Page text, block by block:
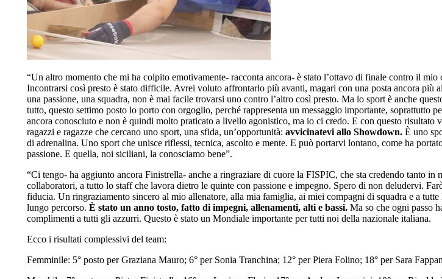
“Un altro momento che mi ha colpito emotivamente- racconta ancora- è stato l’ottavo di finale contro il
Incontrarsi così presto è stato difficile. Avrei voluto affrontarlo più avanti, magari con una posta ancora più
una passione, una squadra, non è mai facile trovarsi uno contro l’altro così presto. Ma lo sport è anche
tutto, questo settimo posto lo porto con orgoglio, perché rappresenta un messaggio importante, soprattutto
ancora conosciuto e non è quindi molto praticato a livello agonistico, ma io ci credo. E con questo
ragazzi e ragazze che cercano uno sport, una sfida, un’opportunità: avvicinatevi allo Showdown. È uno
di adrenalina. Uno sport che unisce riflessi, tecnica, ascolto e mente. E può portarvi lontano, come ha
passione. E quella, noi siciliani, la conosciamo bene”.
“Ci tengo- ha aggiunto ancora Finistrella- anche a ringraziare di cuore la FISPIC, che sta credendo tanto in
collaboratori, a tutto lo staff che lavora dietro le quinte con passione e impegno. Spero di non deludervi.
fiducia. Un ringraziamento sincero al mio allenatore, alla mia famiglia, ai miei compagni di squadra e a
lungo percorso. È stato un anno tosto, fatto di impegni, allenamenti, alti e bassi. Ma so che ogni passo
complimenti a tutti gli azzurri. Questo è stato un Mondiale importante per tutti noi della nazionale italiana.
Ecco i risultati complessivi del team:
Femminile: 5° posto per Graziana Mauro; 6° per Sonia Tranchina; 12° per Piera Folino; 18° per Sara